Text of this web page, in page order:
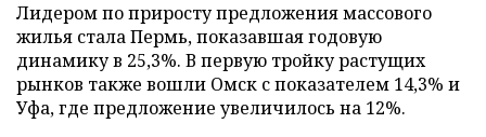
Лидером по приросту предложения массового
жилья стала Пермь, показавшая годовую
динамику в 25,3%. В первую тройку растущих
рынков также вошли Омск с показателем 14,3% и
Уфа, где предложение увеличилось на 12%.